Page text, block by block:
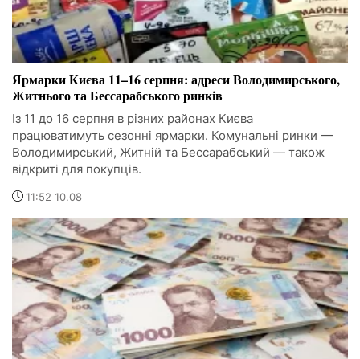
Ярмарки Києва 11–16 серпня: адреси Володимирського,
Житнього та Бессарабського ринків
Із 11 до 16 серпня в різних районах Києва
працюватимуть сезонні ярмарки. Комунальні ринки —
Володимирський, Житній та Бессарабський — також
відкриті для покупців.
11:52 10.08